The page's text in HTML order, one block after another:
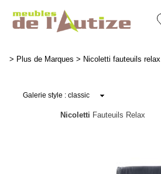
> Plus de Marques > Nicoletti fauteuils relax
Nicoletti Fauteuils Relax